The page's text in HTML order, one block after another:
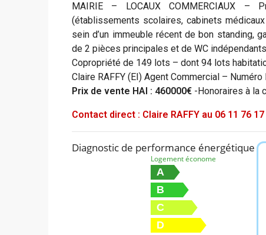
MAIRIE – LOCAUX COMMERCIAUX
(établissements scolaires, cabinets
sein d’un immeuble récent de bon standing,
de 2 pièces principales et de WC
Copropriété de 149 lots – dont 94 lots
Claire RAFFY (EI) Agent Commercial –
Prix de vente HAI : 460000€ -Honoraires à la
Contact direct : Claire RAFFY au 06 11 76 17
Diagnostic de performance énergétique
Logement économe
A
B
C
D